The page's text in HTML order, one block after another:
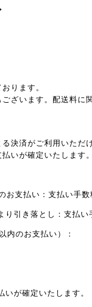
ります。
ざいます。配送料に
決済がご利用いただ
いが確定いたします。
お支払い：支払い手数
り引き落とし：支払い
内のお支払い）：
いが確定いたします。